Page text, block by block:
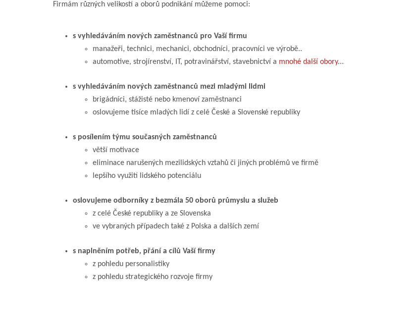
Firmám různých velikostí a oborů podnikání můžeme pomoci:
s vyhledáváním nových zaměstnanců pro Vaší firmu
manažeři, technici, mechanici, obchodníci, pracovníci ve výrobě..
automotive, strojírenství, IT, potravinářství, stavebnictví a mnohé další obory...
s vyhledáváním nových zaměstnanců mezi mladými lidmi
brigádníci, stážisté nebo kmenoví zaměstnanci
oslovujeme tisíce mladých lidí z celé České a Slovenské republiky
s posílením týmu současných zaměstnanců
větší motivace
eliminace narušených mezilidských vztahů či jiných problémů ve firmě
lepšího využití lidského potenciálu
oslovujeme odborníky z bezmála 50 oborů průmyslu a služeb
z celé České republiky a ze Slovenska
ve vybraných případech také z Polska a dalších zemí
s naplněním potřeb, přání a cílů Vaší firmy
z pohledu personalistiky
z pohledu strategického rozvoje firmy